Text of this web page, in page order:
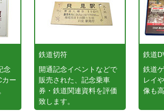
念
カー
鉄道切符
開通記念イベントなどで
販売された、記念乗車
券・鉄道関連資料を評価
致します。
鉄道
鉄道
レイ
像も